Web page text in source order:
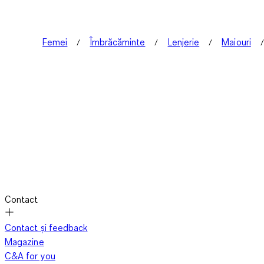
Femei Îmbrăcăminte Lenjerie Maiouri
Contact
Contact și feedback
Magazine
C&A for you